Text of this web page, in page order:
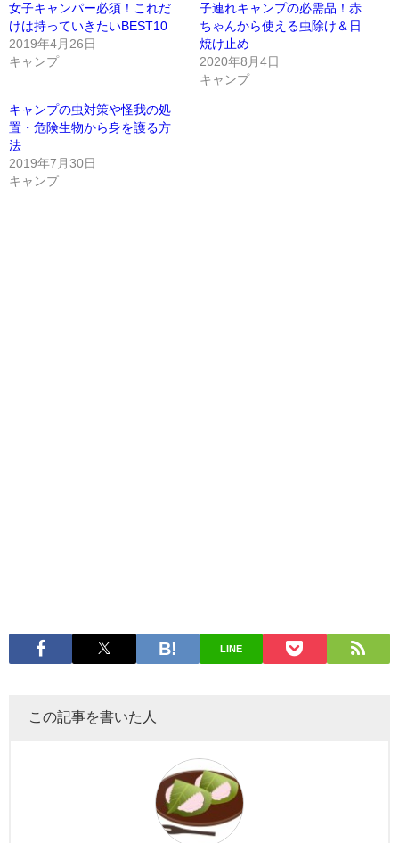
女子キャンパー必須！これだ
けは持っていきたいBEST10
2019年4月26日
キャンプ
子連れキャンプの必需品！赤
ちゃんから使える虫除け＆日
焼け止め
2020年8月4日
キャンプ
キャンプの虫対策や怪我の処
置・危険生物から身を護る方
法
2019年7月30日
キャンプ
LINE
この記事を書いた人